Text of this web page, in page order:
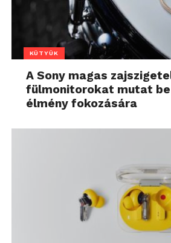
KÜTYÜK
A Sony magas
fülmonitorokat mutat be
élmény fokozására